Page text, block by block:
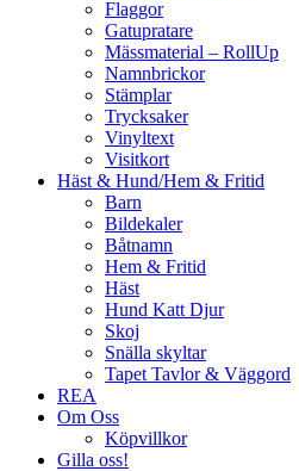
Flaggor
Gatupratare
Mässmaterial – RollUp
Namnbrickor
Stämplar
Trycksaker
Vinyltext
Visitkort
Häst & Hund/Hem & Fritid
Barn
Bildekaler
Båtnamn
Hem & Fritid
Häst
Hund Katt Djur
Skoj
Snälla skyltar
Tapet Tavlor & Väggord
REA
Om Oss
Köpvillkor
Gilla oss!